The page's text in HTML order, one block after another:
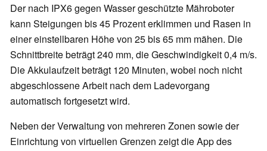
Der nach IPX6 gegen Wasser geschützte Mähroboter
kann Steigungen bis 45 Prozent erklimmen und Rasen in
einer einstellbaren Höhe von 25 bis 65 mm mähen. Die
Schnittbreite beträgt 240 mm, die Geschwindigkeit 0,4 m/s.
Die Akkulaufzeit beträgt 120 Minuten, wobei noch nicht
abgeschlossene Arbeit nach dem Ladevorgang
automatisch fortgesetzt wird.
Neben der Verwaltung von mehreren Zonen sowie der
Einrichtung von virtuellen Grenzen zeigt die App des